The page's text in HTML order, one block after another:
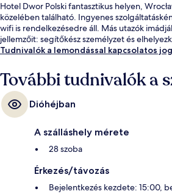
Hotel Dwor Polski fantasztikus helyen,
közelében található. Ingyenes
wifi is rendelkezésedre áll. Más utazók
jellemzőit: segítőkész személyzet és
Tudnivalók a lemondással kapcsolatos
További tudnivalók a
Dióhéjban
A szálláshely mérete
28 szoba
Érkezés/távozás
Bejelentkezés kezdete: 15:00,